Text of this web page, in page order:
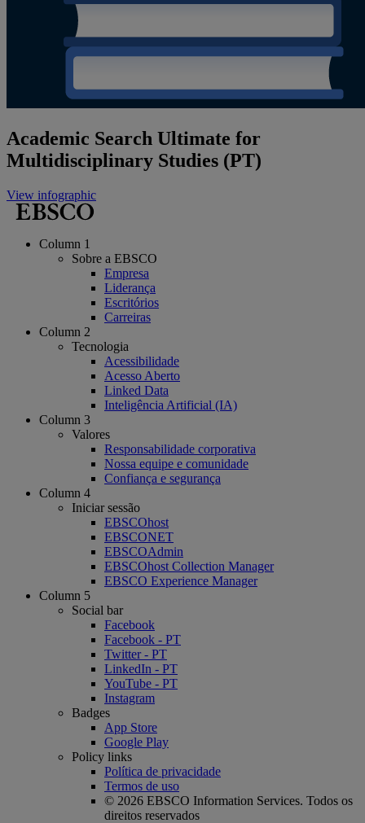
Academic Search Ultimate for
Multidisciplinary Studies (PT)
View infographic
Column 1
Sobre a EBSCO
Empresa
Liderança
Escritórios
Carreiras
Column 2
Tecnologia
Acessibilidade
Acesso Aberto
Linked Data
Inteligência Artificial (IA)
Column 3
Valores
Responsabilidade corporativa
Nossa equipe e comunidade
Confiança e segurança
Column 4
Iniciar sessão
EBSCOhost
EBSCONET
EBSCOAdmin
EBSCOhost Collection Manager
EBSCO Experience Manager
Column 5
Social bar
Facebook
Facebook - PT
Twitter - PT
LinkedIn - PT
YouTube - PT
Instagram
Badges
App Store
Google Play
Policy links
Política de privacidade
Termos de uso
© 2026 EBSCO Information Services. Todos os
direitos reservados